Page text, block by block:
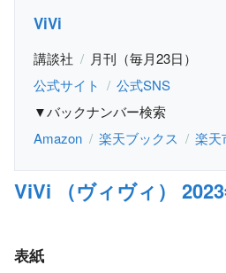
ViVi
講談社
月刊（毎月23日）
公式サイト
公式SNS
▼バックナンバー検索
Amazon
楽天ブックス 楽天
ViVi （ヴィヴィ）
表紙